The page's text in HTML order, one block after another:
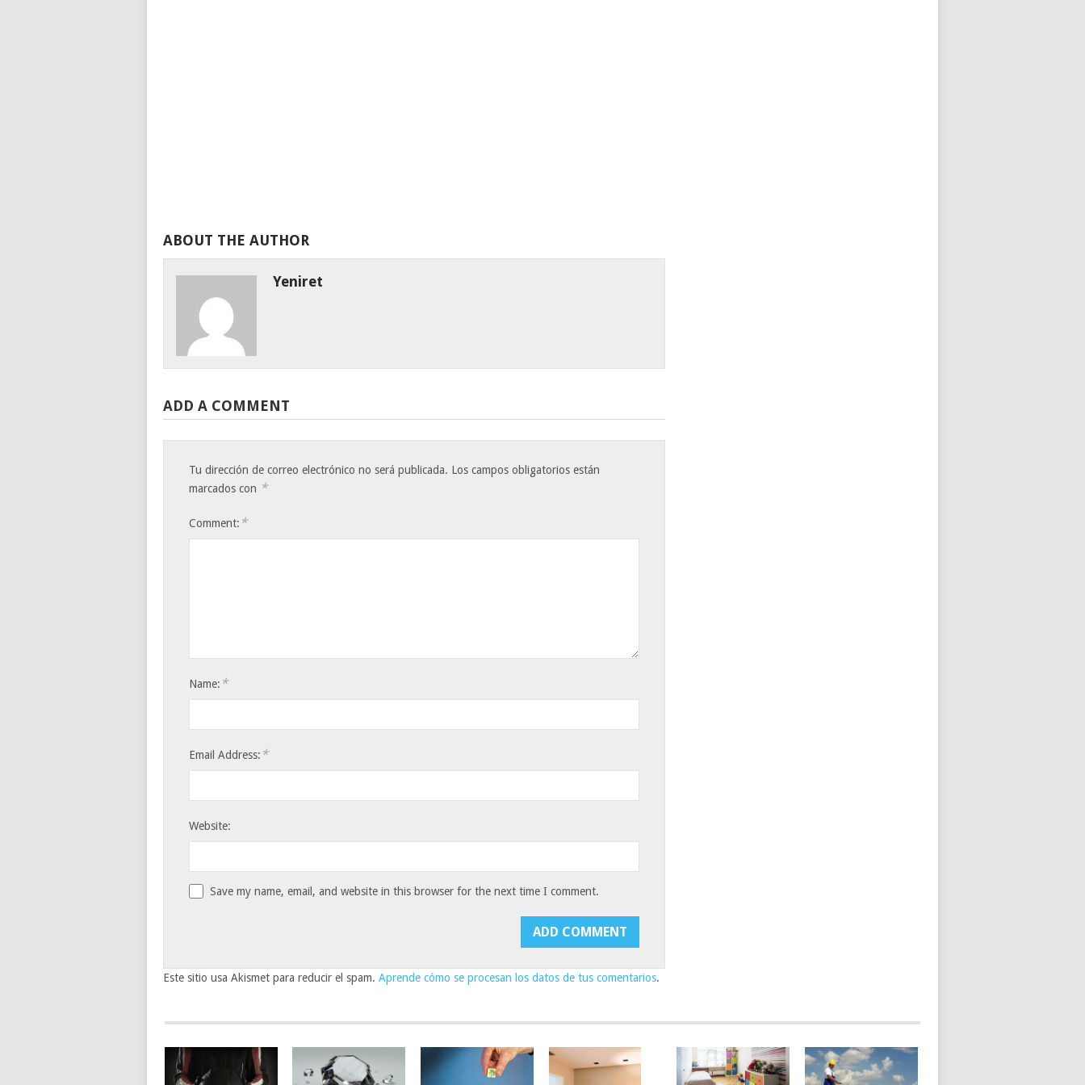
ABOUT THE AUTHOR
Yeniret
ADD A COMMENT
Tu dirección de correo electrónico no será publicada. Los campos obligatorios están
marcados con *
Comment: *
Name: *
Email Address: *
Website:
Save my name, email, and website in this browser for the next time I comment.
Este sitio usa Akismet para reducir el spam. Aprende cómo se procesan los datos de tus comentarios.